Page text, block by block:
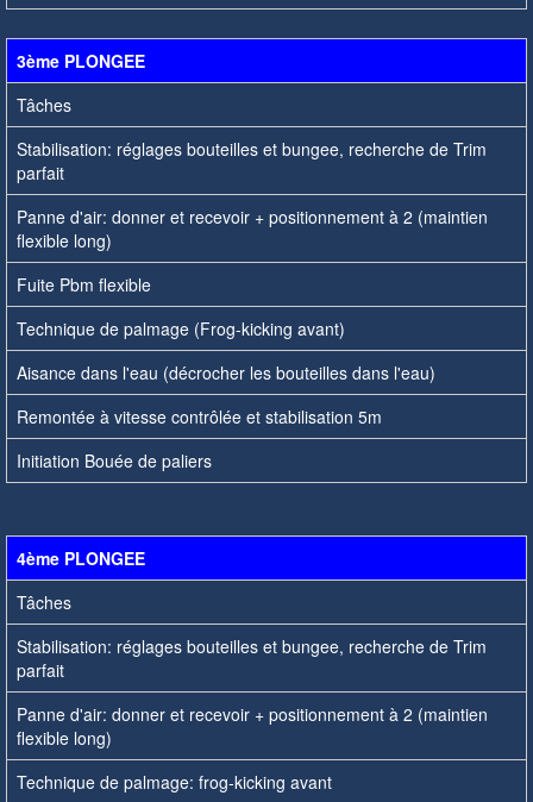
3ème PLONGEE
Tâches
Stabilisation: réglages bouteilles et bungee, recherche de Trim
parfait
Panne d'air: donner et recevoir + positionnement à 2 (maintien
flexible long)
Fuite Pbm flexible
Technique de palmage (Frog-kicking avant)
Aisance dans l'eau (décrocher les bouteilles dans l'eau)
Remontée à vitesse contrôlée et stabilisation 5m
Initiation Bouée de paliers
4ème PLONGEE
Tâches
Stabilisation: réglages bouteilles et bungee, recherche de Trim
parfait
Panne d'air: donner et recevoir + positionnement à 2 (maintien
flexible long)
Technique de palmage: frog-kicking avant